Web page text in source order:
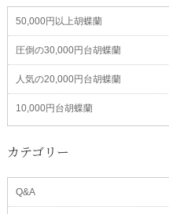
50,000円以上胡蝶蘭
圧倒の30,000円台胡蝶蘭
人気の20,000円台胡蝶蘭
10,000円台胡蝶蘭
カテゴリー
Q&A